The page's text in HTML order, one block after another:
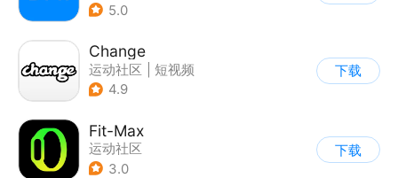
5.0
Change
运动社区
短视频
4.9
下载
Fit-Max
运动社区
3.0
下载